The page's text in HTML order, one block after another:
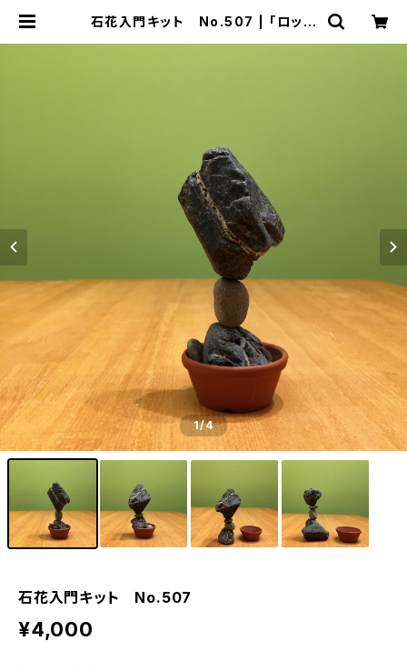
石花入門キット No.507 | 「ロック
1/4
石花入門キット No.507
¥4,000